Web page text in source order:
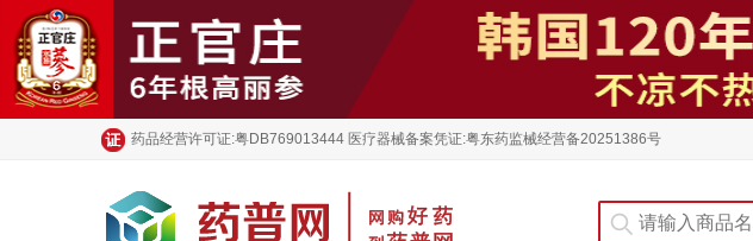
药品经营许可证:粤DB769013444 医疗器械备案凭证:粤东药监械经营备20251386号